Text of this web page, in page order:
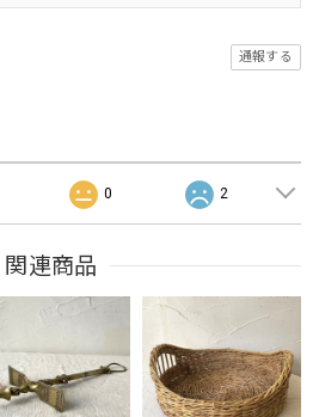
通報する
0 2
関連商品